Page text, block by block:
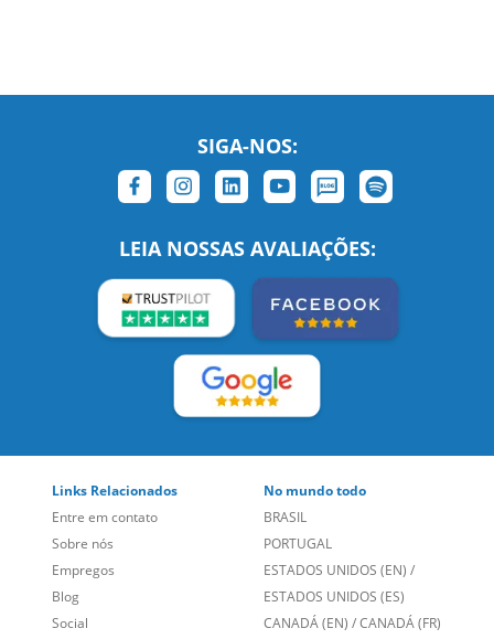
SIGA-NOS:
LEIA NOSSAS AVALIAÇÕES:
Links Relacionados
Entre em contato
Sobre nós
Empregos
No mundo todo
BRASIL
PORTUGAL
ESTADOS UNIDOS (EN)/